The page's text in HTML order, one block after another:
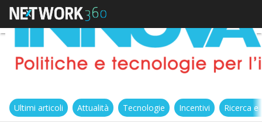
Ultimi articoli Attualità Tecnologie Incentivi Ricerca